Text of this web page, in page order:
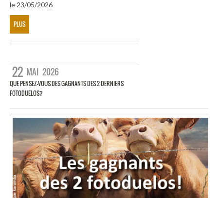
le 23/05/2026
PLUS
22 MAI 2026
QUE PENSEZ-VOUS DES GAGNANTS DES 2 DERNIERS
FOTODUELOS?